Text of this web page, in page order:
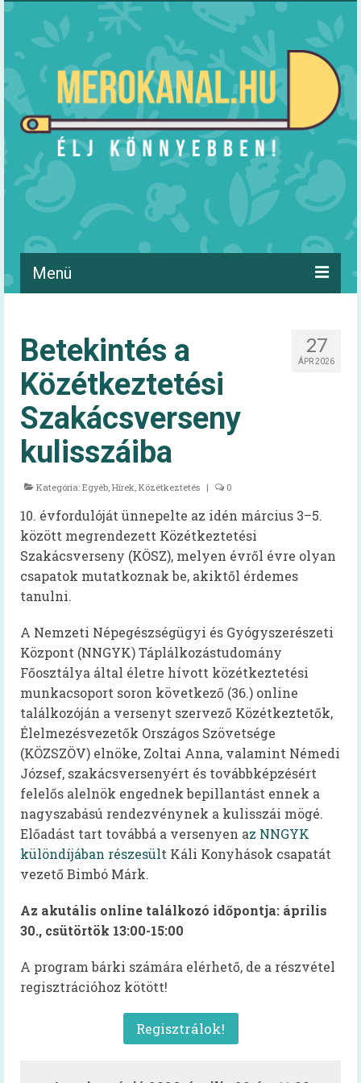
Menü
Táplálkozás
Magyar táplálkozási ajánlás –
OKOSTÁNYÉR®
Kalkulátorok
BMI
Energiaigény (gyerek)
60+ egészség
Videóüzenetek
60+ egészség kiadvány
Tudástár
Szakembereknek
Szakmai információk
Élelmezésben dolgozóknak – kiadvány
EFI-munkatársaknak
60+ receptek
Onkológiai
Egészséges táplálkozást ösztönző kórház
Dietetika 100
Aqua Challenge – a vízivás kihívás
27
ÁPR 2026
Betekintés a
Közétkeztetési
Szakácsverseny
kulisszáiba
Kategória: Egyéb, Hírek, Közétkeztetés | 0
10. évfordulóját ünnepelte az idén március 3–5.
között megrendezett Közétkeztetési
Szakácsverseny (KÖSZ), melyen évről évre olyan
csapatok mutatkoznak be, akiktől érdemes
tanulni.
A Nemzeti Népegészségügyi és Gyógyszerészeti
Központ (NNGYK) Táplálkozástudomány
Főosztálya által életre hívott közétkeztetési
munkacsoport soron következő (36.) online
találkozóján a versenyt szervező Közétkeztetők,
Élelmezésvezetők Országos Szövetsége
(KÖZSZÖV) elnöke, Zoltai Anna, valamint Némedi
József, szakácsversenyért és továbbképzésért
felelős alelnök engednek bepillantást ennek a
nagyszabású rendezvénynek a kulisszái mögé.
Előadást tart továbbá a versenyen az NNGYK
különdíjában részesült Káli Konyhások csapatát
vezető Bimbó Márk.
Az akutális online találkozó időpontja: április
30., csütörtök 13:00-15:00
A program bárki számára elérhető, de a részvétel
regisztrációhoz kötött!
Regisztrálok!